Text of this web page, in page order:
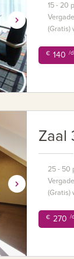
15 - 20
(Gratis)
€ 140 /
Zaal
25 - 50
(Gratis)
€ 270 /